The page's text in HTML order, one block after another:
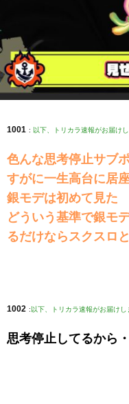
1001 : 以下、トリカラ速報がお届け
色んな思考停止サブ
すがに一生高台に居
銀モデは初めて見た
どういう基準で銀モ
るだけならスクスロ
1002 : 以下、トリカラ速報がお届けし
思考停止してるから